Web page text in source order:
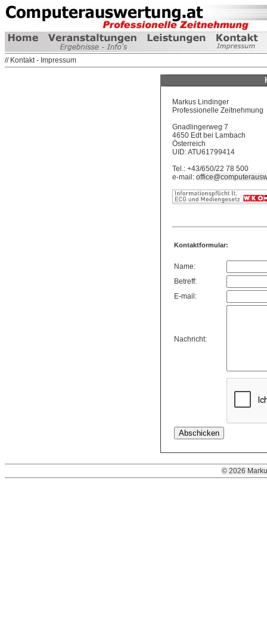
// Kontakt - Impressum
Markus Lindinger
Professionelle Zeitnehmung
Gnadlingerweg 7
4650 Edt bei Lambach
Österreich
UID: ATU61799414
Tel.: +43/650/22 78 500
e-mail:
Kontaktformular:
Name:
Betreff:
E-mail:
Nachricht:
© 2026